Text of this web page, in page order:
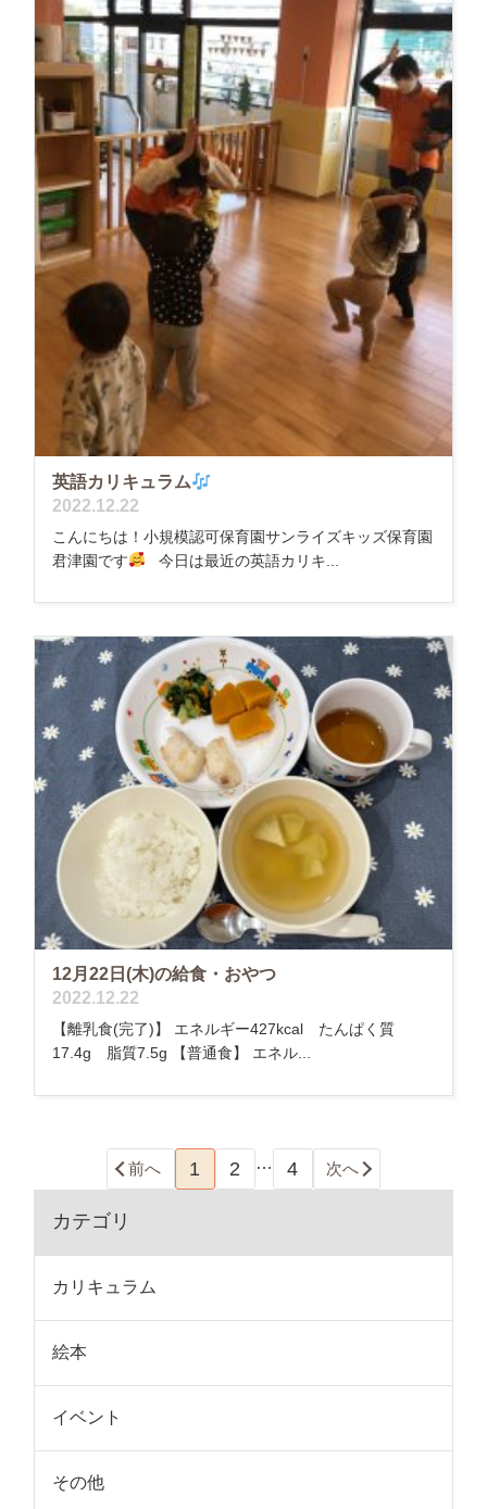
英語カリキュラム
2022.12.22
こんにちは！小規模認可保育園サンライズキッズ保育園
君津園です
今日は最近の英語カリキ...
12月22日(木)の給食・おやつ
2022.12.22
【離乳食(完了)】 エネルギー427kcal たんぱく質
17.4g 脂質7.5g 【普通食】 エネル...
前へ 1 2 … 4 次へ
カテゴリ
カリキュラム
絵本
イベント
その他